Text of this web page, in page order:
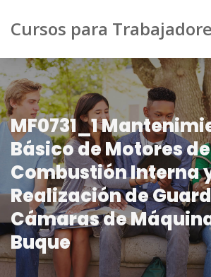
Cursos para
MF0731_1
Básico de Motores de
Combustión Interna
Realización de
Cámaras de
Buque